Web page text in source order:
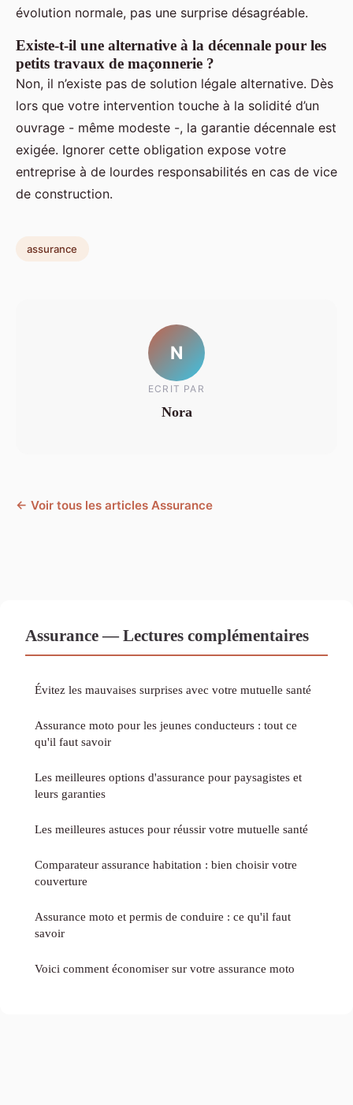
évolution normale, pas une surprise désagréable.
Existe-t-il une alternative à la décennale pour les
petits travaux de maçonnerie ?
Non, il n’existe pas de solution légale alternative. Dès
lors que votre intervention touche à la solidité d’un
ouvrage - même modeste -, la garantie décennale est
exigée. Ignorer cette obligation expose votre
entreprise à de lourdes responsabilités en cas de vice
de construction.
assurance
N
ECRIT PAR
Nora
← Voir tous les articles Assurance
Assurance — Lectures complémentaires
Évitez les mauvaises surprises avec votre mutuelle santé
Assurance moto pour les jeunes conducteurs : tout ce
qu'il faut savoir
Les meilleures options d'assurance pour paysagistes et
leurs garanties
Les meilleures astuces pour réussir votre mutuelle santé
Comparateur assurance habitation : bien choisir votre
couverture
Assurance moto et permis de conduire : ce qu'il faut
savoir
Voici comment économiser sur votre assurance moto